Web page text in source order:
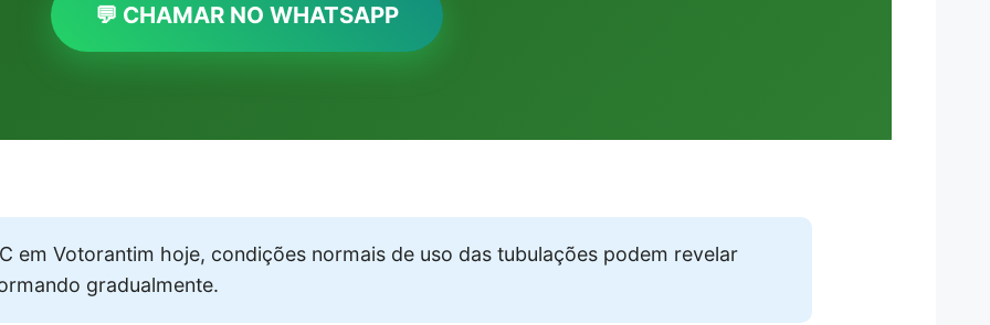
💬 CHAMAR NO WHATSAPP
em Votorantim hoje, condições normais de uso das tubulações podem revelar
gradualmente.